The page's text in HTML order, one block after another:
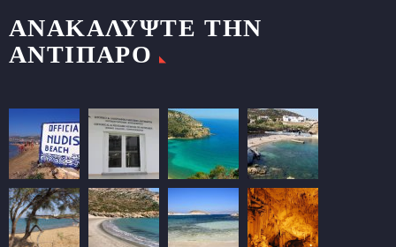
ΑΝΑΚΑΛΥΨΤΕ ΤΗΝ
ΑΝΤΙΠΑΡΟ